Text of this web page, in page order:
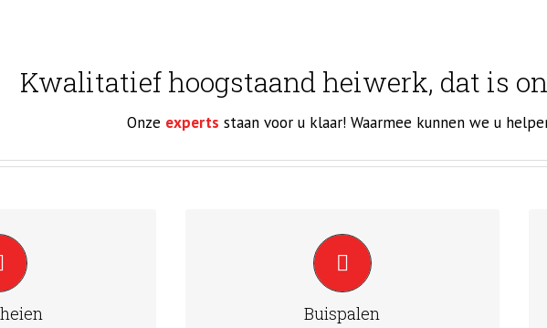
Kwalitatief hoogstaand heiwerk, dat is
Onze experts staan voor u klaar! Waarmee kunnen we u
betonnen en stalen
graag het hele
Buispalen
BUISPALEN
Buispalen bestaan uit holle stalen buizen die na het
heien worden gevuld met wapening en beton.